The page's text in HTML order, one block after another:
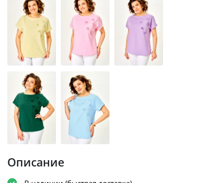
Описание